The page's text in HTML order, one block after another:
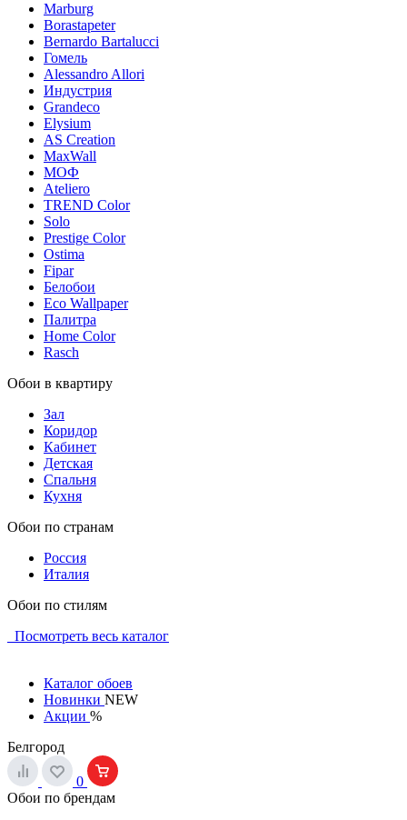
Marburg
Borastapeter
Bernardo Bartalucci
Гомель
Alessandro Allori
Индустрия
Grandeco
Elysium
AS Creation
MaxWall
МОФ
Ateliero
TREND Color
Solo
Prestige Color
Ostima
Fipar
Белобои
Eco Wallpaper
Палитра
Home Color
Rasch
Обои в квартиру
Зал
Коридор
Кабинет
Детская
Спальня
Кухня
Обои по странам
Россия
Италия
Обои по стилям
Посмотреть весь каталог
Каталог обоев
Новинки NEW
Акции %
Белгород
0
Обои по брендам